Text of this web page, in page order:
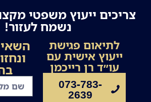
צריכים ייעוץ משפטי
נשמח לעזור!
לתיאום פגישת
ייעוץ אישית עם
עו״ד רן רייכמן
073-783-
2639